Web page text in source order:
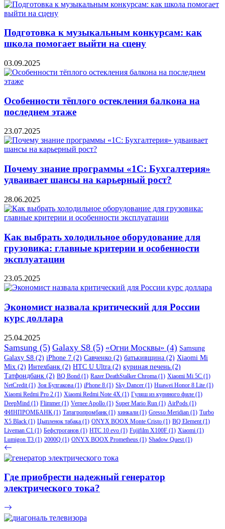
Подготовка к музыкальным конкурсам: как
школа помогает выйти на сцену
03.09.2025
Особенности тёплого остекления балкона на
последнем этаже
23.07.2025
Почему знание программы «1С: Бухгалтерия»
удваивает шансы на карьерный рост?
28.06.2025
Как выбрать холодильное оборудование для
грузовика: главные критерии и особенности
эксплуатации
23.05.2025
Экономист назвала критический для России
курс доллара
25.04.2025
Samsung (5) Galaxy S8 (5) «Огни Москвы» (4) Samsung
Galaxy S8 (2) iPhone 7 (2) Савченко (2) батькивщина (2) Xiaomi Mi
Mix (2) Интехбанк (2) HTC U Ultra (2) куриная печень (2)
Татфондбанк (2) BQ Bond (1) Razer DeathStalker Chroma (1) Xiaomi Mi 5C (1)
NetCredit (1) Зоя Булгакова (1) iPhone 8 (1) Sky Dancer (1) Huawei Honor 8 Lite (1)
Xiaomi Redmi Pro 2 (1) Xiaomi Redmi Note 4X (1) Гуляш из куриного филе (1)
DeepMind (1) Flimmer (1) Vernee Apollo (1) Super Mario Run (1) AirPods (1)
ФИНПРОМБАНК (1) Татагропромбанк (1) хинкали (1) Gresso Meridian (1) Turbo
X5 Black (1) Цыпленок табака (1) ONYX BOOX Monte Cristo (1) BQ Element (1)
Liveman C1 (1) Бефстроганов (1) HTC 10 evo (1) Fujifilm X100F (1) Xiaomi (1)
Lumigon T3 (1) 2000Q (1) ONYX BOOX Prometheus (1) Shadow Quest (1)
Где приобрести надежный генератор
электрического тока?